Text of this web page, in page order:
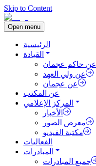
Skip to Content
Open menu
الرئيسية
القيادة
عن حاكم عجمان
عن ولي العهد
عن عجمان
عن المكتب
المركز الإعلامي
الأخبار
معرض الصور
مكتبة الفيديو
الفعاليات
المبادرات
جميع المبادرات